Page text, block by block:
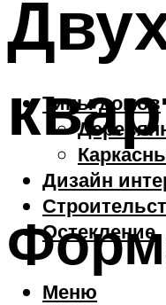
Типы домов
Дизайн
Остекление
Меню